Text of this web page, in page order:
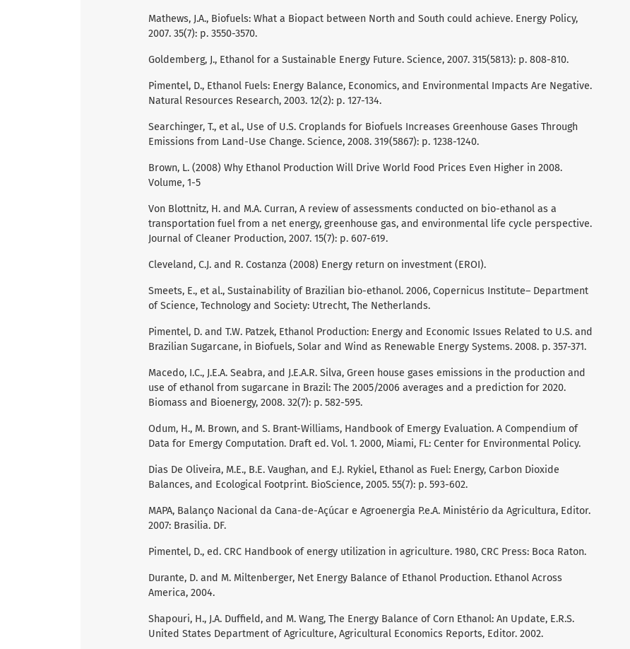
Mathews, J.A., Biofuels: What a Biopact between North and South could achieve. Energy Policy,
2007. 35(7): p. 3550-3570.
Goldemberg, J., Ethanol for a Sustainable Energy Future. Science, 2007. 315(5813): p. 808-810.
Pimentel, D., Ethanol Fuels: Energy Balance, Economics, and Environmental Impacts Are Negative.
Natural Resources Research, 2003. 12(2): p. 127-134.
Searchinger, T., et al., Use of U.S. Croplands for Biofuels Increases Greenhouse Gases Through
Emissions from Land-Use Change. Science, 2008. 319(5867): p. 1238-1240.
Brown, L. (2008) Why Ethanol Production Will Drive World Food Prices Even Higher in 2008.
Volume, 1-5
Von Blottnitz, H. and M.A. Curran, A review of assessments conducted on bio-ethanol as a
transportation fuel from a net energy, greenhouse gas, and environmental life cycle perspective.
Journal of Cleaner Production, 2007. 15(7): p. 607-619.
Cleveland, C.J. and R. Costanza (2008) Energy return on investment (EROI).
Smeets, E., et al., Sustainability of Brazilian bio-ethanol. 2006, Copernicus Institute– Department
of Science, Technology and Society: Utrecht, The Netherlands.
Pimentel, D. and T.W. Patzek, Ethanol Production: Energy and Economic Issues Related to U.S. and
Brazilian Sugarcane, in Biofuels, Solar and Wind as Renewable Energy Systems. 2008. p. 357-371.
Macedo, I.C., J.E.A. Seabra, and J.E.A.R. Silva, Green house gases emissions in the production and
use of ethanol from sugarcane in Brazil: The 2005/2006 averages and a prediction for 2020.
Biomass and Bioenergy, 2008. 32(7): p. 582-595.
Odum, H., M. Brown, and S. Brant-Williams, Handbook of Emergy Evaluation. A Compendium of
Data for Emergy Computation. Draft ed. Vol. 1. 2000, Miami, FL: Center for Environmental Policy.
Dias De Oliveira, M.E., B.E. Vaughan, and E.J. Rykiel, Ethanol as Fuel: Energy, Carbon Dioxide
Balances, and Ecological Footprint. BioScience, 2005. 55(7): p. 593-602.
MAPA, Balanço Nacional da Cana-de-Açúcar e Agroenergia P.e.A. Ministério da Agricultura, Editor.
2007: Brasilia. DF.
Pimentel, D., ed. CRC Handbook of energy utilization in agriculture. 1980, CRC Press: Boca Raton.
Durante, D. and M. Miltenberger, Net Energy Balance of Ethanol Production. Ethanol Across
America, 2004.
Shapouri, H., J.A. Duffield, and M. Wang, The Energy Balance of Corn Ethanol: An Update, E.R.S.
United States Department of Agriculture, Agricultural Economics Reports, Editor. 2002.